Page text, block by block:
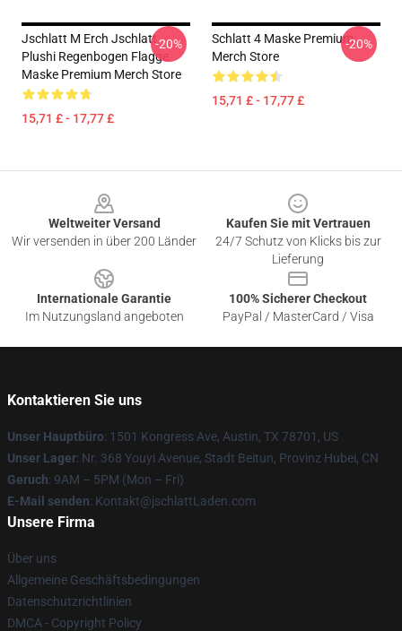
Jschlatt M Erch Jschlatt
Plushi Regenbogen Flagge
Maske Premium Merch Store
15,71 £ - 17,77 £
-20%
Schlatt 4 Maske Premium
Merch Store
15,71 £ - 17,77 £
-20%
Weltweiter Versand
Wir versenden in über 200 Länder
Kaufen Sie mit Vertrauen
24/7 Schutz von Klicks bis zur
Lieferung
Internationale Garantie
Im Nutzungsland angeboten
100% Sicherer Checkout
PayPal / MasterCard / Visa
Kontaktieren Sie uns
Unser Hauptbüro: 1501 Kongress Ave, Austin, TX 78701, US
Unser Lager: Nr. 368 Youyi Avenue, Stadt Beitun, Provinz Hubei, CN
Geruch: 9AM – 5PM (Mon – Fri)
E-Mail senden: Kontakt@jschlattLaden.com
Unsere Firma
Über uns
Allgemeine Geschäftsbedingungen
Datenschutzrichtlinien
DMCA - Copyright Policy